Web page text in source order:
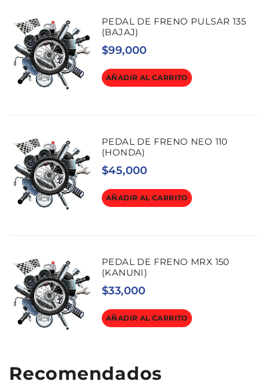
PEDAL DE FRENO PULSAR 135
(BAJAJ)
$99,000
AÑADIR AL CARRITO
PEDAL DE FRENO NEO 110
(HONDA)
$45,000
AÑADIR AL CARRITO
PEDAL DE FRENO MRX 150
(KANUNI)
$33,000
AÑADIR AL CARRITO
Recomendados